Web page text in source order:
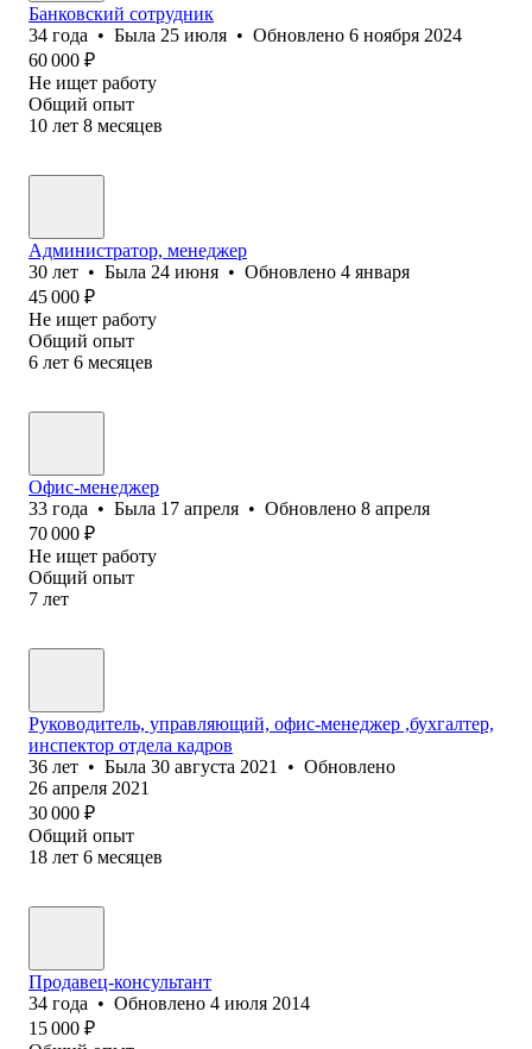
Банковский сотрудник
34 года • Была 25 июля • Обновлено 6 ноября 2024
60 000 ₽
Не ищет работу
Общий опыт
10 лет 8 месяцев
Администратор, менеджер
30 лет • Была 24 июня • Обновлено 4 января
45 000 ₽
Не ищет работу
Общий опыт
6 лет 6 месяцев
Офис-менеджер
33 года • Была 17 апреля • Обновлено 8 апреля
70 000 ₽
Не ищет работу
Общий опыт
7 лет
Руководитель, управляющий, офис-менеджер ,бухгалтер,
инспектор отдела кадров
36 лет • Была 30 августа 2021 • Обновлено
26 апреля 2021
30 000 ₽
Общий опыт
18 лет 6 месяцев
Продавец-консультант
34 года • Обновлено 4 июля 2014
15 000 ₽